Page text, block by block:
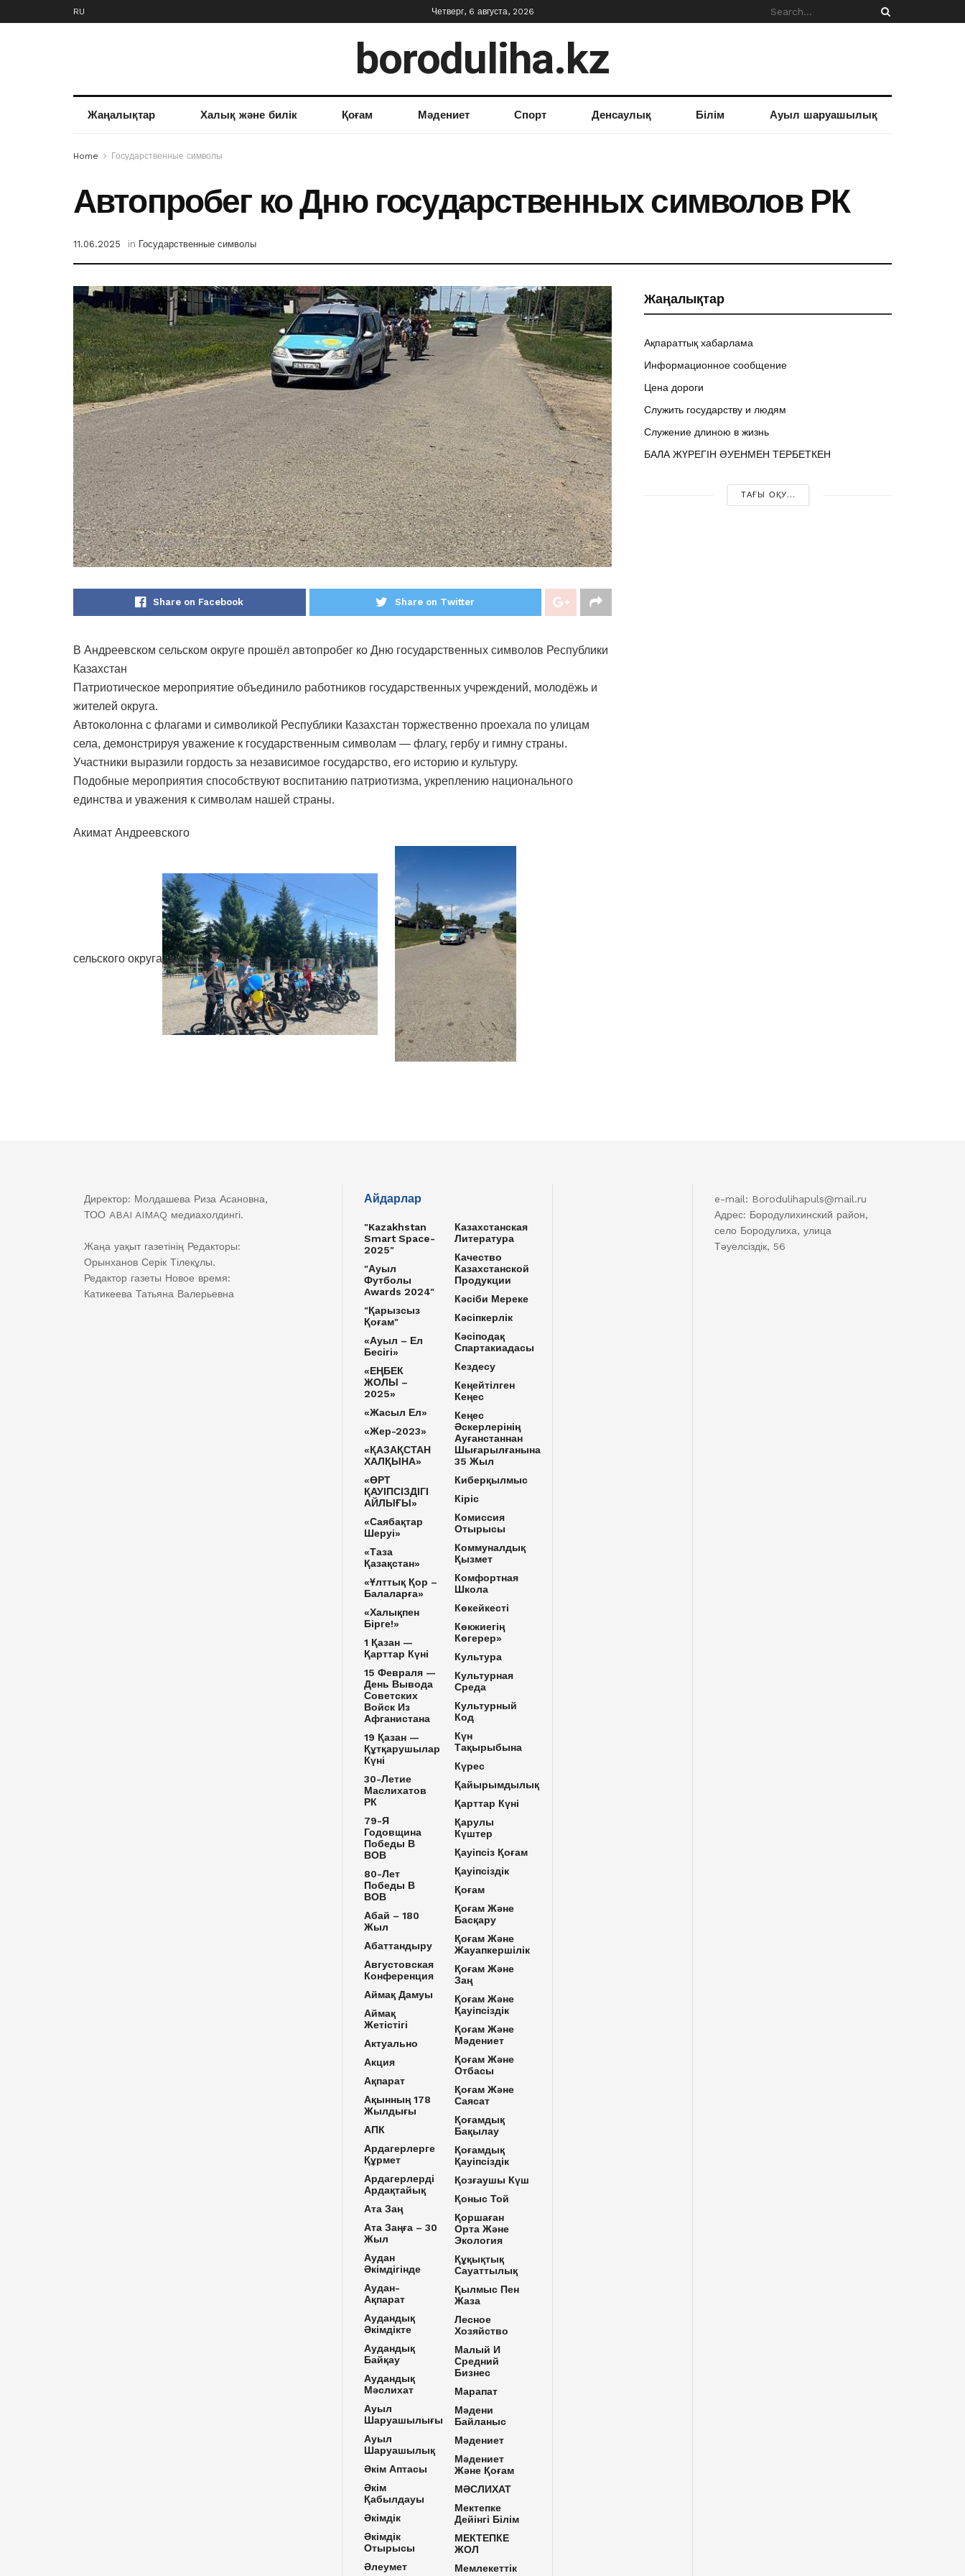
RU Четверг, 6 августа, 2026
boroduliha.kz
Жаңалықтар Халық және билік Қоғам Мәдениет Спорт Денсаулық Білім Ауыл шаруашылық
Home Государственные символы
Автопробег ко Дню государственных символов РК
11.06.2025 in Государственные символы
Share on Facebook Share on Twitter
В Андреевском сельском округе прошёл автопробег ко Дню государственных символов Республики
Казахстан
Патриотическое мероприятие объединило работников государственных учреждений, молодёжь и
жителей округа.
Автоколонна с флагами и символикой Республики Казахстан торжественно проехала по улицам
села, демонстрируя уважение к государственным символам — флагу, гербу и гимну страны.
Участники выразили гордость за независимое государство, его историю и культуру.
Подобные мероприятия способствуют воспитанию патриотизма, укреплению национального
единства и уважения к символам нашей страны.
Акимат Андреевского
сельского округа
Жаңалықтар
Ақпараттық хабарлама
Информационное сообщение
Цена дороги
Служить государству и людям
Служение длиною в жизнь
БАЛА ЖҮРЕГІН ӘУЕНМЕН ТЕРБЕТКЕН
ТАҒЫ ОҚУ...
Директор: Молдашева Риза Асановна,
ТОО ABAI AIMAQ медиахолдингі.
Жаңа уақыт газетінің Редакторы:
Орынханов Серік Тілекұлы.
Редактор газеты Новое время:
Катикеева Татьяна Валерьевна
Айдарлар
"Kazakhstan
Smart Space-
2025"
"Ауыл
Футболы
Awards 2024"
"Қарызсыз
Қоғам"
«Ауыл – Ел
Бесігі»
«ЕҢБЕК
ЖОЛЫ –
2025»
«Жасыл Ел»
«Жер-2023»
«ҚАЗАҚСТАН
ХАЛҚЫНА»
«ӨРТ
ҚАУІПСІЗДІГІ
АЙЛЫҒЫ»
«Саябақтар
Шеруі»
«Таза
Қазақстан»
«Ұлттық Қор –
Балаларға»
«Халықпен
Бірге!»
1 Қазан —
Қарттар Күні
15 Февраля —
День Вывода
Советских
Войск Из
Афганистана
19 Қазан —
Құтқарушылар
Күні
30-Летие
Маслихатов
РК
79-Я
Годовщина
Победы В
ВОВ
80-Лет
Победы В
ВОВ
Абай – 180
Жыл
Абаттандыру
Августовская
Конференция
Аймақ Дамуы
Аймақ
Жетістігі
Актуально
Акция
Ақпарат
Ақынның 178
Жылдығы
АПК
Ардагерлерге
Құрмет
Ардагерлерді
Ардақтайық
Ата Заң
Ата Заңға – 30
Жыл
Аудан
Әкімдігінде
Аудан-
Ақпарат
Аудандық
Әкімдікте
Аудандық
Байқау
Аудандық
Мәслихат
Ауыл
Шаруашылығы
Ауыл
Шаруашылық
Әкім Аптасы
Әкім
Қабылдауы
Әкімдік
Әкімдік
Отырысы
Әлеумет
Казахстанская
Литература
Качество
Казахстанской
Продукции
Кәсіби Мереке
Кәсіпкерлік
Кәсіподақ
Спартакиадасы
Кездесу
Кеңейтілген
Кеңес
Кеңес
Әскерлерінің
Ауғанстаннан
Шығарылғанына
35 Жыл
Киберқылмыс
Кіріс
Комиссия
Отырысы
Коммуналдық
Қызмет
Комфортная
Школа
Көкейкесті
Көкжиегің
Көгерер»
Культура
Культурная
Среда
Культурный
Код
Күн
Тақырыбына
Күрес
Қайырымдылық
Қарттар Күні
Қарулы
Күштер
Қауіпсіз Қоғам
Қауіпсіздік
Қоғам
Қоғам Және
Басқару
Қоғам Және
Жауапкершілік
Қоғам Және
Заң
Қоғам Және
Қауіпсіздік
Қоғам Және
Мәдениет
Қоғам Және
Отбасы
Қоғам Және
Саясат
Қоғамдық
Бақылау
Қоғамдық
Қауіпсіздік
Қозғаушы Күш
Қоныс Той
Қоршаған
Орта Және
Экология
Құқықтық
Сауаттылық
Қылмыс Пен
Жаза
Лесное
Хозяйство
Малый И
Средний
Бизнес
Марапат
Мәдени
Байланыс
Мәдениет
Мәдениет
Және Қоғам
МӘСЛИХАТ
Мектепке
Дейінгі Білім
МЕКТЕПКЕ
ЖОЛ
Мемлекеттік
e-mail: Borodulihapuls@mail.ru
Адрес: Бородулихинский район,
село Бородулиха, улица
Тәуелсіздік, 56